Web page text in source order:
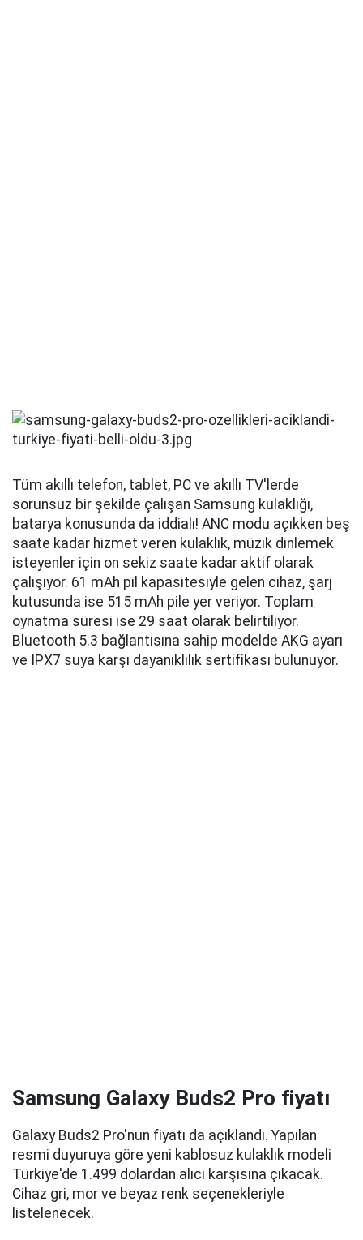
Tüm akıllı telefon, tablet, PC ve akıllı TV'lerde
sorunsuz bir şekilde çalışan Samsung kulaklığı,
batarya konusunda da iddialı! ANC modu açıkken beş
saate kadar hizmet veren kulaklık, müzik dinlemek
isteyenler için on sekiz saate kadar aktif olarak
çalışıyor. 61 mAh pil kapasitesiyle gelen cihaz, şarj
kutusunda ise 515 mAh pile yer veriyor. Toplam
oynatma süresi ise 29 saat olarak belirtiliyor.
Bluetooth 5.3 bağlantısına sahip modelde AKG ayarı
ve IPX7 suya karşı dayanıklılık sertifikası bulunuyor.
Samsung Galaxy Buds2 Pro fiyatı
Galaxy Buds2 Pro'nun fiyatı da açıklandı. Yapılan
resmi duyuruya göre yeni kablosuz kulaklık modeli
Türkiye'de 1.499 dolardan alıcı karşısına çıkacak.
Cihaz gri, mor ve beyaz renk seçenekleriyle
listelenecek.